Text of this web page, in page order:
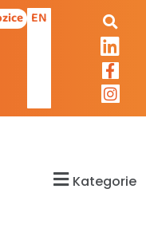
EN
Kategorie